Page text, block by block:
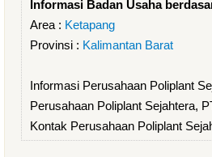
Informasi Badan Usaha
Area : Ketapang
Provinsi : Kalimantan Barat
Informasi Perusahaan Poliplant
Perusahaan Poliplant Sejahtera,
Kontak Perusahaan Poliplant